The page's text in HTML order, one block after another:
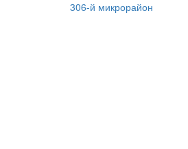
306-й микрорайон